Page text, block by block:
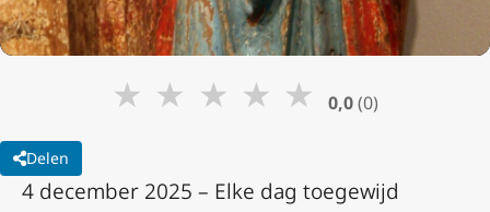
★ ★ ★ ★ ★ 0,0(0)
Delen
4 december 2025 – Elke dag toegewijd